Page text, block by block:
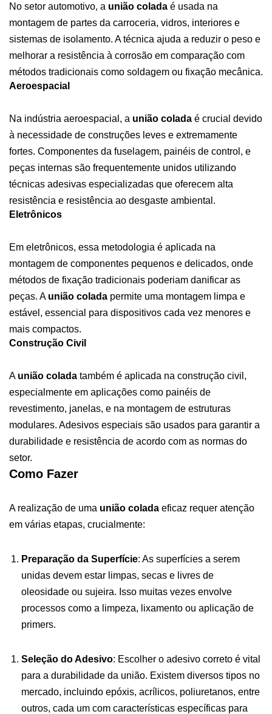
No setor automotivo, a união colada é usada na
montagem de partes da carroceria, vidros, interiores e
sistemas de isolamento. A técnica ajuda a reduzir o peso e
melhorar a resistência à corrosão em comparação com
métodos tradicionais como soldagem ou fixação mecânica.
Aeroespacial
Na indústria aeroespacial, a união colada é crucial devido
à necessidade de construções leves e extremamente
fortes. Componentes da fuselagem, painéis de control, e
peças internas são frequentemente unidos utilizando
técnicas adesivas especializadas que oferecem alta
resistência e resistência ao desgaste ambiental.
Eletrônicos
Em eletrônicos, essa metodologia é aplicada na
montagem de componentes pequenos e delicados, onde
métodos de fixação tradicionais poderiam danificar as
peças. A união colada permite uma montagem limpa e
estável, essencial para dispositivos cada vez menores e
mais compactos.
Construção Civil
A união colada também é aplicada na construção civil,
especialmente em aplicações como painéis de
revestimento, janelas, e na montagem de estruturas
modulares. Adesivos especiais são usados para garantir a
durabilidade e resistência de acordo com as normas do
setor.
Como Fazer
A realização de uma união colada eficaz requer atenção
em várias etapas, crucialmente:
Preparação da Superfície: As superfícies a serem
unidas devem estar limpas, secas e livres de
oleosidade ou sujeira. Isso muitas vezes envolve
processos como a limpeza, lixamento ou aplicação de
primers.
Seleção do Adesivo: Escolher o adesivo correto é vital
para a durabilidade da união. Existem diversos tipos no
mercado, incluindo epóxis, acrílicos, poliuretanos, entre
outros, cada um com características específicas para